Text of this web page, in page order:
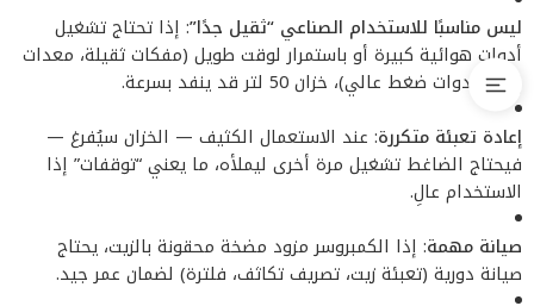
ليس مناسبًا للاستخدام الصناعي “ثقيل جدًا”: إذا تحتاج تشغيل
أدوات هوائية كبيرة أو باستمرار لوقت طويل (مفكات ثقيلة، معدات
إنتاج، أدوات ضغط عالي)، خزان 50 لتر قد ينفد بسرعة.
إعادة تعبئة متكررة: عند الاستعمال الكثيف — الخزان سيُفرغ —
فيحتاج الضاغط تشغيل مرة أخرى ليملأه، ما يعني “توقفات” إذا
الاستخدام عالِ.
صيانة مهمة: إذا الكمبروسر مزود مضخة محقونة بالزيت، يحتاج
صيانة دورية (تعبئة زيت، تصريف تكاثف، فلترة) لضمان عمر جيد.